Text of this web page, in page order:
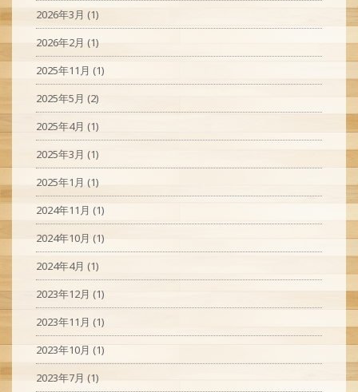
2026年3月 (1)
2026年2月 (1)
2025年11月 (1)
2025年5月 (2)
2025年4月 (1)
2025年3月 (1)
2025年1月 (1)
2024年11月 (1)
2024年10月 (1)
2024年4月 (1)
2023年12月 (1)
2023年11月 (1)
2023年10月 (1)
2023年7月 (1)